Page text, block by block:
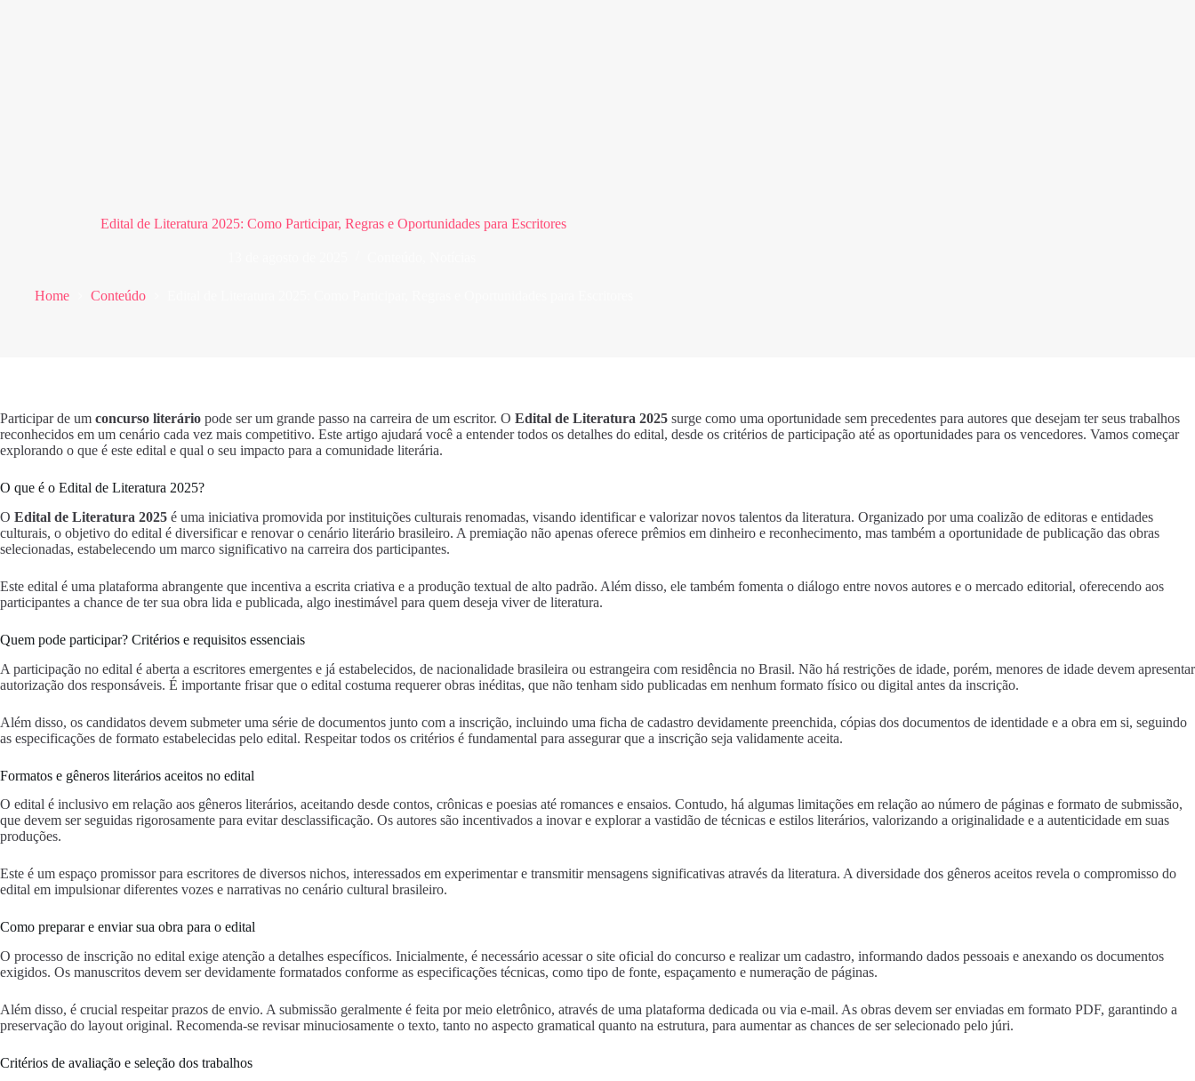
Edital de Literatura 2025: Como Participar, Regras e Oportunidades para Escritores
Home Conteúdo
Participar de um concurso literário pode ser um grande passo na carreira de um escritor. O Edital de Literatura 2025 surge como uma oportunidade sem precedentes para autores que desejam ter seus trabalhos
reconhecidos em um cenário cada vez mais competitivo. Este artigo ajudará você a entender todos os detalhes do edital, desde os critérios de participação até as oportunidades para os vencedores. Vamos começar
explorando o que é este edital e qual o seu impacto para a comunidade literária.
O que é o Edital de Literatura 2025?
O Edital de Literatura 2025 é uma iniciativa promovida por instituições culturais renomadas, visando identificar e valorizar novos talentos da literatura. Organizado por uma coalizão de editoras e entidades
culturais, o objetivo do edital é diversificar e renovar o cenário literário brasileiro. A premiação não apenas oferece prêmios em dinheiro e reconhecimento, mas também a oportunidade de publicação das obras
selecionadas, estabelecendo um marco significativo na carreira dos participantes.
Este edital é uma plataforma abrangente que incentiva a escrita criativa e a produção textual de alto padrão. Além disso, ele também fomenta o diálogo entre novos autores e o mercado editorial, oferecendo aos
participantes a chance de ter sua obra lida e publicada, algo inestimável para quem deseja viver de literatura.
Quem pode participar? Critérios e requisitos essenciais
A participação no edital é aberta a escritores emergentes e já estabelecidos, de nacionalidade brasileira ou estrangeira com residência no Brasil. Não há restrições de idade, porém, menores de idade devem apresentar
autorização dos responsáveis. É importante frisar que o edital costuma requerer obras inéditas, que não tenham sido publicadas em nenhum formato físico ou digital antes da inscrição.
Além disso, os candidatos devem submeter uma série de documentos junto com a inscrição, incluindo uma ficha de cadastro devidamente preenchida, cópias dos documentos de identidade e a obra em si, seguindo
as especificações de formato estabelecidas pelo edital. Respeitar todos os critérios é fundamental para assegurar que a inscrição seja validamente aceita.
Formatos e gêneros literários aceitos no edital
O edital é inclusivo em relação aos gêneros literários, aceitando desde contos, crônicas e poesias até romances e ensaios. Contudo, há algumas limitações em relação ao número de páginas e formato de submissão,
que devem ser seguidas rigorosamente para evitar desclassificação. Os autores são incentivados a inovar e explorar a vastidão de técnicas e estilos literários, valorizando a originalidade e a autenticidade em suas
produções.
Este é um espaço promissor para escritores de diversos nichos, interessados em experimentar e transmitir mensagens significativas através da literatura. A diversidade dos gêneros aceitos revela o compromisso do
edital em impulsionar diferentes vozes e narrativas no cenário cultural brasileiro.
Como preparar e enviar sua obra para o edital
O processo de inscrição no edital exige atenção a detalhes específicos. Inicialmente, é necessário acessar o site oficial do concurso e realizar um cadastro, informando dados pessoais e anexando os documentos
exigidos. Os manuscritos devem ser devidamente formatados conforme as especificações técnicas, como tipo de fonte, espaçamento e numeração de páginas.
Além disso, é crucial respeitar prazos de envio. A submissão geralmente é feita por meio eletrônico, através de uma plataforma dedicada ou via e-mail. As obras devem ser enviadas em formato PDF, garantindo a
preservação do layout original. Recomenda-se revisar minuciosamente o texto, tanto no aspecto gramatical quanto na estrutura, para aumentar as chances de ser selecionado pelo júri.
Critérios de avaliação e seleção dos trabalhos